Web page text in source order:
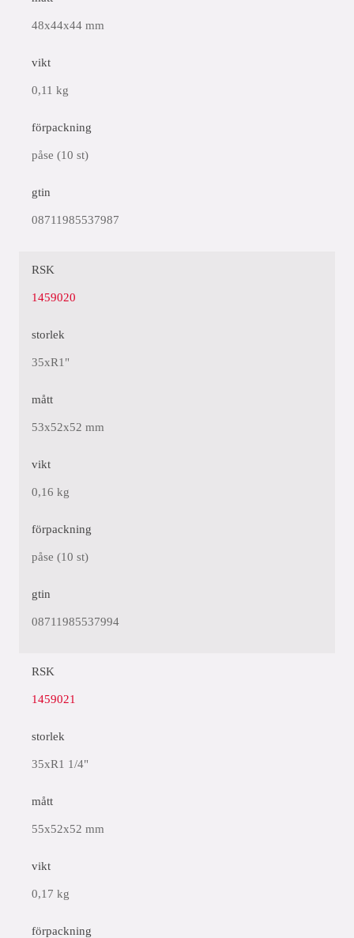
48x44x44 mm
vikt
0,11 kg
förpackning
påse (10 st)
gtin
08711985537987
RSK
1459020
storlek
35xR1"
mått
53x52x52 mm
vikt
0,16 kg
förpackning
påse (10 st)
gtin
08711985537994
RSK
1459021
storlek
35xR1 1/4"
mått
55x52x52 mm
vikt
0,17 kg
förpackning